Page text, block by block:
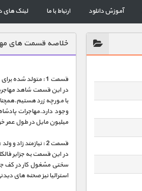
آموزش دانلود ارتباط با ما لینک های
خلاصه قسمت های
قسمت 1 : متولد شده برای حرکت :
در این قسمت شاهد
با مورچه زرد
میلیون مایل در طول عمر
قسمت 2 : نیازمند زاد و ولد :
در این قسمت به جزایر
استرالیا نیز صحنه های